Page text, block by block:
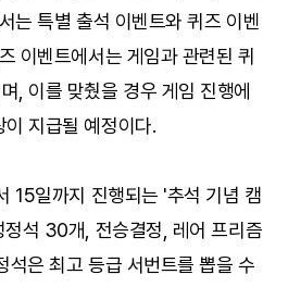
는 특별 출석 이벤트와 퀴즈 이벤
이벤트에서는 게임과 관련된 퀴
, 이를 맞췄을 경우 게임 진행에
지급될 예정이다.
15일까지 진행되는 '추석 기념 캠
석 30개, 전승결정, 레어 프리즘
석은 최고 등급 서번트를 뽑을 수